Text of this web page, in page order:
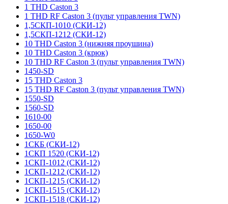
1 THD Caston 3
1 THD RF Caston 3 (пульт управления TWN)
1,5СКП-1010 (СКИ-12)
1,5СКП-1212 (СКИ-12)
10 THD Caston 3 (нижняя проушина)
10 THD Caston 3 (крюк)
10 THD RF Caston 3 (пульт управления TWN)
1450-SD
15 THD Caston 3
15 THD RF Caston 3 (пульт управления TWN)
1550-SD
1560-SD
1610-00
1650-00
1650-W0
1СКБ (СКИ-12)
1СКП 1520 (СКИ-12)
1СКП-1012 (СКИ-12)
1СКП-1212 (СКИ-12)
1СКП-1215 (СКИ-12)
1СКП-1515 (СКИ-12)
1СКП-1518 (СКИ-12)